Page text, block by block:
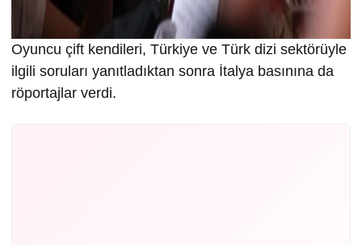
Oyuncu çift kendileri, Türkiye ve Türk dizi sektörüyle
ilgili soruları yanıtladıktan sonra İtalya basınına da
röportajlar verdi.